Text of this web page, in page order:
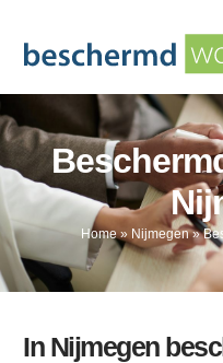
Home» Nijmegen»
In Nijmegen